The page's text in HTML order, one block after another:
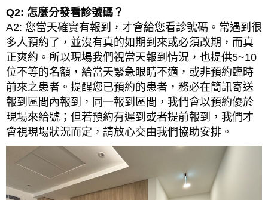
Q2: 怎麼分發看診號碼？
A2: 您當天確實有報到，才會給您看診號碼。常遇到很
多人預約了，並沒有真的如期到來或必須改期，而真
正爽約。所以現場我們視當天報到情況，也提供5~10
位不等的名額，給當天緊急眼睛不適，或非預約臨時
前來之患者。提醒您已預約的患者，務必在簡訊寄送
報到區間內報到，同一報到區間，我們會以預約優於
現場來給號；但若預約有遲到或者提前報到，我們才
會視現場狀況而定，請放心交由我們協助安排。